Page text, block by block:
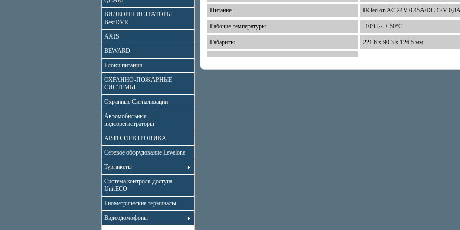
ВИДЕОРЕГИСТРАТОРЫ
BestDVR
AXIS
BEWARD
Блоки питания
ОХРАННО-ПОЖАРНЫЕ
СИСТЕМЫ
Охранные Сигнализации
Автомобильные
видеорегистраторы
АВТОЭЛЕКТРОНИКА
Сетевое оборудование Levelone
Турникеты
Система контроля доступа
UnitECO
Биометрические терминалы
Видеодомофоны
Питание IR led on AC 24V 0,45A/DC 12V
Рабочие температуры -10°C ~ + 50°C
Габариты 221.6 х 90.3 х 126.5 мм